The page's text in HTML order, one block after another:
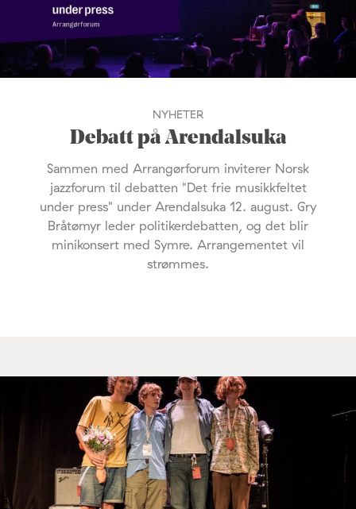
NYHETER
Debatt på Arendalsuka
Sammen med Arrangørforum inviterer Norsk
jazzforum til debatten "Det frie musikkfeltet
under press" under Arendalsuka 12. august. Gry
Bråtømyr leder politikerdebatten, og det blir
minikonsert med Symre. Arrangementet vil
strømmes.